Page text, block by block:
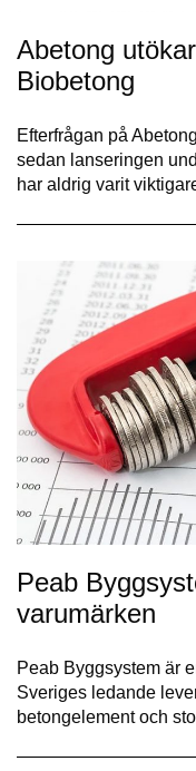
Abetong
Biobetong
Efterfrågan på
sedan lanseringen
har aldrig varit
Peab
varumärken
Peab Byggsystem är
Sveriges ledande
betongelement och